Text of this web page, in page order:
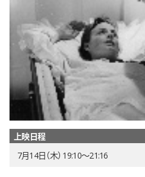
上映日程
7月14日（木） 19:10〜21:16